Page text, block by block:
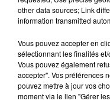
LUISANT -
CHORÉGRAPHIÉ
Vendredi 28 mai
de Luisant : Combat
conférence. Par la
other data sources; Link
information transmitted
Vous pouvez accepter en
sélectionnant les finalités
Vous pouvez également
accepter". Vos préférences
pouvez mettre à jour vos
moment via le lien "Gérer